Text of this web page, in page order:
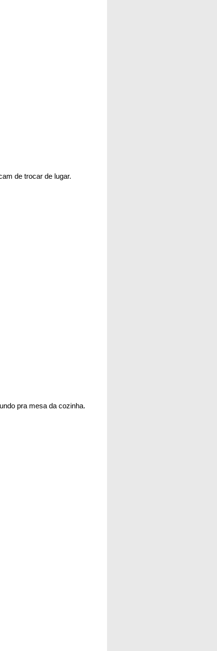
de trocar de lugar.
pra mesa da cozinha.